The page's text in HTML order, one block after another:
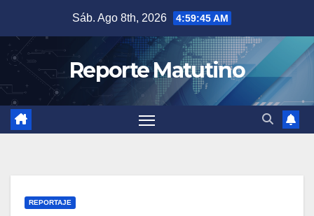
contenido
Sáb. Ago 8th, 2026 4:59:45 AM
Reporte Matutino
REPORTAJE